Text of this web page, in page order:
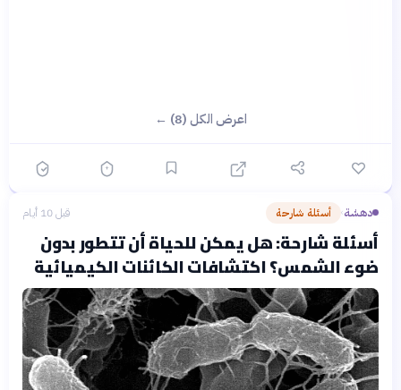
اعرض الكل (8) ←
دهشة› أسئلة شارحة قبل 10 أيام
أسئلة شارحة: هل يمكن للحياة أن تتطور بدون
ضوء الشمس؟ اكتشافات الكائنات الكيميائية